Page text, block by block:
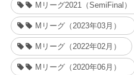
Mリーグ2021（SemiFinal）
Mリーグ（2023年03月）
Mリーグ（2022年02月）
Mリーグ（2020年06月）